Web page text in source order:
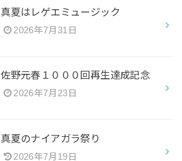
真夏はレゲエミュージック
2026年7月31日
佐野元春１０００回再生達成記念
2026年7月23日
真夏のナイアガラ祭り
2026年7月19日